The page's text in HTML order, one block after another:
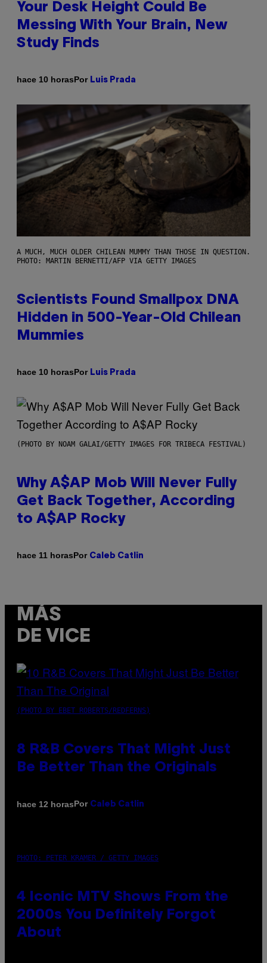
Your Desk Height Could Be
Messing With Your Brain, New
Study Finds
hace 10 horasPor Luis Prada
A MUCH, MUCH OLDER CHILEAN MUMMY THAN THOSE IN QUESTION.
PHOTO: MARTIN BERNETTI/AFP VIA GETTY IMAGES
Scientists Found Smallpox DNA
Hidden in 500-Year-Old Chilean
Mummies
hace 10 horasPor Luis Prada
(PHOTO BY NOAM GALAI/GETTY IMAGES FOR TRIBECA FESTIVAL)
Why A$AP Mob Will Never Fully
Get Back Together, According
to A$AP Rocky
hace 11 horasPor Caleb Catlin
MÁS
DE VICE
(PHOTO BY EBET ROBERTS/REDFERNS)
8 R&B Covers That Might Just
Be Better Than the Originals
hace 12 horasPor Caleb Catlin
PHOTO: PETER KRAMER / GETTY IMAGES
4 Iconic MTV Shows From the
2000s You Definitely Forgot
About